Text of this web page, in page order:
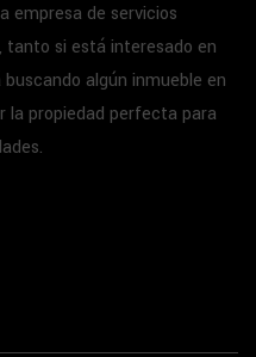
empresa de servicios
si está interesado en
algún inmueble en
propiedad perfecta para